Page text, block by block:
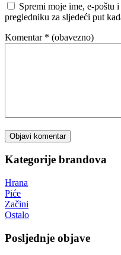
Spremi moje ime, e-poštu
pregledniku za sljedeći put
Komentar * (obavezno)
Kategorije brandova
Hrana
Piće
Začini
Ostalo
Posljednje objave